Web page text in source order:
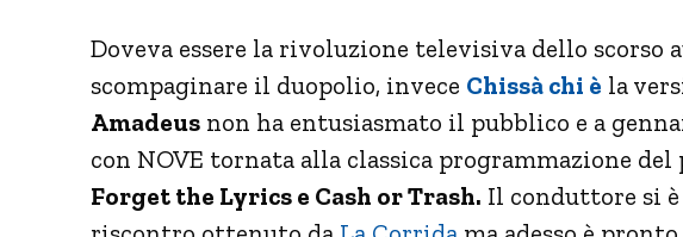
Doveva essere la rivoluzione televisiva dello scorso
scompaginare il duopolio, invece Chissà chi è la
Amadeus non ha entusiasmato il pubblico e a
con NOVE tornata alla classica programmazione
Forget the Lyrics e Cash or Trash. Il conduttore si